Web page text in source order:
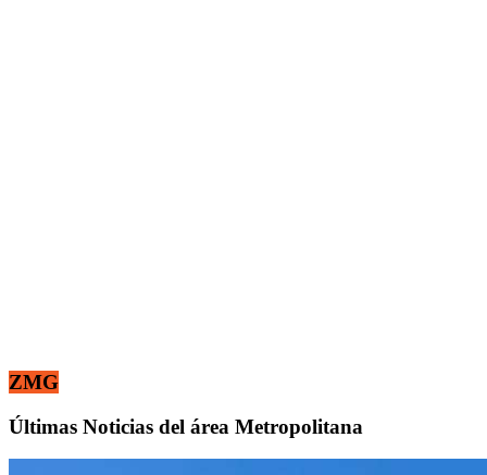
ZMG
Últimas Noticias del área Metropolitana